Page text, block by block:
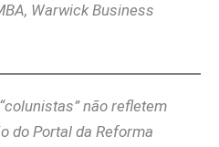
Warwick Business
não refletem
do Portal da Reforma